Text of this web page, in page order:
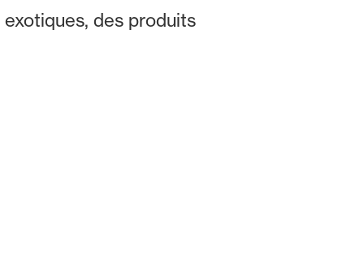
des produits